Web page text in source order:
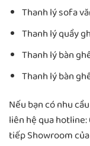
Thanh lý sofa
Thanh lý quầy
Thanh lý bàn
Thanh lý bàn
Nếu bạn có nhu
liên hệ qua
tiếp Showroom